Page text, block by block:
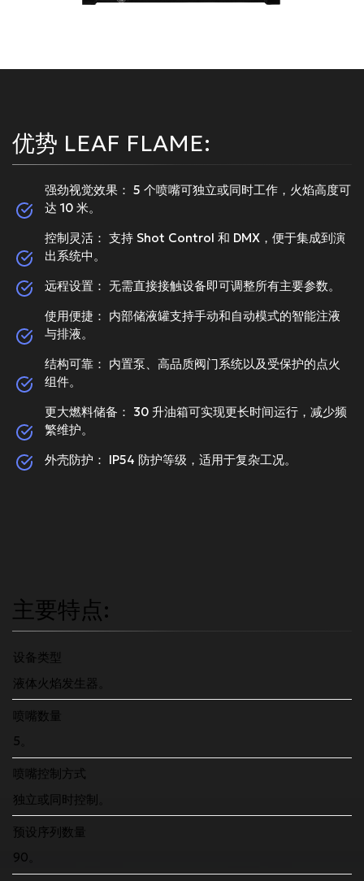
优势 LEAF FLAME:
强劲视觉效果： 5 个喷嘴可独立或同时工作，火焰高度可
达 10 米。
控制灵活： 支持 Shot Control 和 DMX，便于集成到演
出系统中。
远程设置： 无需直接接触设备即可调整所有主要参数。
使用便捷： 内部储液罐支持手动和自动模式的智能注液
与排液。
结构可靠： 内置泵、高品质阀门系统以及受保护的点火
组件。
更大燃料储备： 30 升油箱可实现更长时间运行，减少频
繁维护。
外壳防护： IP54 防护等级，适用于复杂工况。
主要特点:
设备类型
液体火焰发生器。
喷嘴数量
5。
喷嘴控制方式
独立或同时控制。
预设序列数量
90。